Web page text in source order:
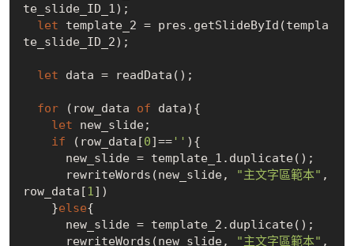
te_slide_ID_1);
let template_2 = pres.getSlideById(templa
te_slide_ID_2);
let data = readData();
for (row_data of data){
let new_slide;
if (row_data[0]=='' ){
      rewriteWords(new_slide,
"主文字區範本" ,
row_data[1])
    }
else{
      rewriteWords(new_slide,
"主文字區範本" ,